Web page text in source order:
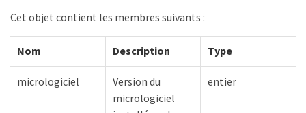
Cet objet contient les membres suivants :
Nom Description Type
micrologiciel
Version du
micrologiciel
entier